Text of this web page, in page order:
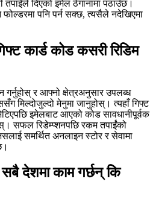
दिएको इमेल ठेगानामा पठाउँछ।
फोल्डरमा पनि पर्न सक्छ, त्यसैले नदेखिएमा
कार्ड कोड कसरी रिडिम
गर्नुहोस् र आफ्नो क्षेत्रअनुसार उपलब्ध
मिल्दोजुल्दो मेनुमा जानुहोस्। त्यहाँ गिफ्ट
इमेलबाट आएको कोड सावधानीपूर्वक
सफल रिडेम्प्शनपछि रकम तपाईंको
समर्थित अनलाइन स्टोर र सेवामा
देशमा काम गर्छन् कि